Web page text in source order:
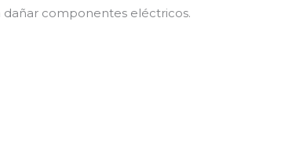
componentes eléctricos.